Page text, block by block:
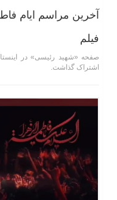
آخرین مراسم ایام
فیلم
صفحه «شهید رئیسی» در
اشتراک گذاشت.